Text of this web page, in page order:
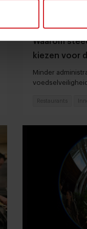
Waarom
kiezen voor
Minder
voedselveiligheid
Restaurants